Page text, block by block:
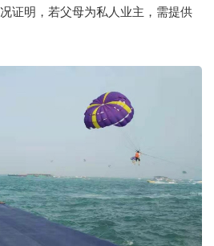
证明，若父母为私人业主，需提供